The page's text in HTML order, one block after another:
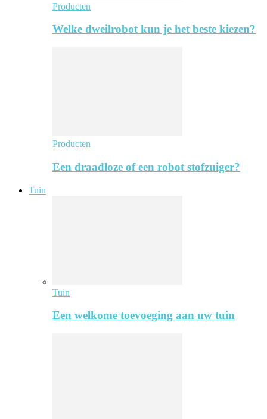
Producten
Welke dweilrobot kun je het beste kiezen?
Producten
Een draadloze of een robot stofzuiger?
Tuin
Tuin
Een welkome toevoeging aan uw tuin